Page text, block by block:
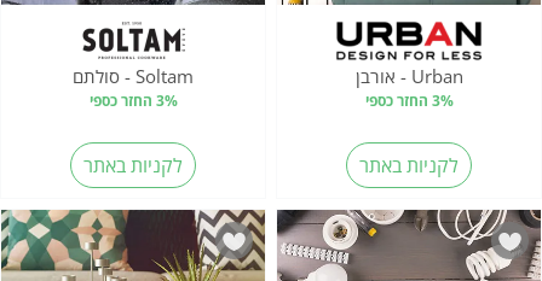
Urban - אורבן
3% החזר כספי
לקניות באתר
Soltam - סולתם
3% החזר כספי
לקניות באתר